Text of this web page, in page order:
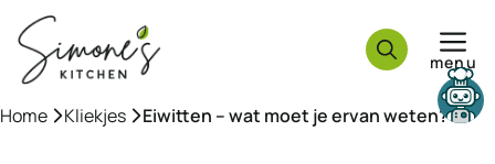
naar
inhoud
menu
Home »Kliekjes »Eiwitten – wat moet je ervan weten?
Need help?